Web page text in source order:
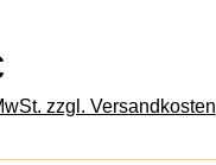
zzgl. Versandkosten